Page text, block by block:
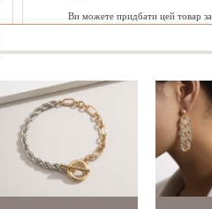
Ви можете придбати цей товар за